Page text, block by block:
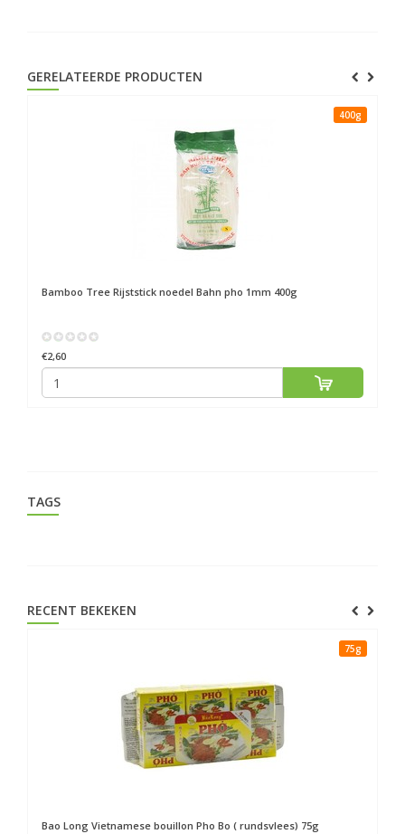
GERELATEERDE PRODUCTEN
400g
Bamboo Tree Rijststick noedel Bahn pho 1mm 400g
€2,60
TAGS
RECENT BEKEKEN
75g
Bao Long Vietnamese bouillon Pho Bo ( rundsvlees) 75g